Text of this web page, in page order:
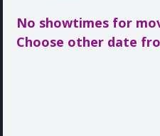
No showtimes for
Choose other date